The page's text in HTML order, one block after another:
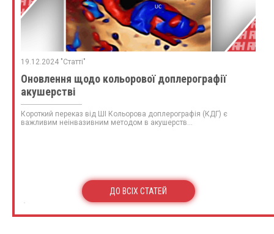
19.12.2024 "Статті"
Оновлення щодо кольорової доплерографії
акушерстві
Короткий переказ від ШІ Кольорова доплерографія (КДГ) є
важливим неінвазивним методом в акушерств...
ДО ВСІХ СТАТЕЙ